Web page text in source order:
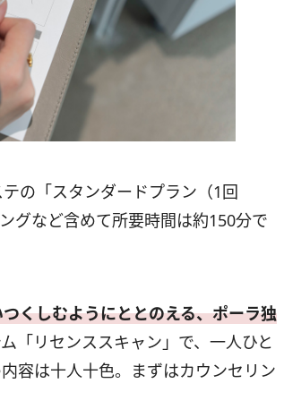
の「スタンダードプラン（1回
グなど含めて所要時間は約150分で
くしむようにととのえる、ポーラ独
「リセンススキャン」で、一人ひと
容は十人十色。まずはカウンセリン